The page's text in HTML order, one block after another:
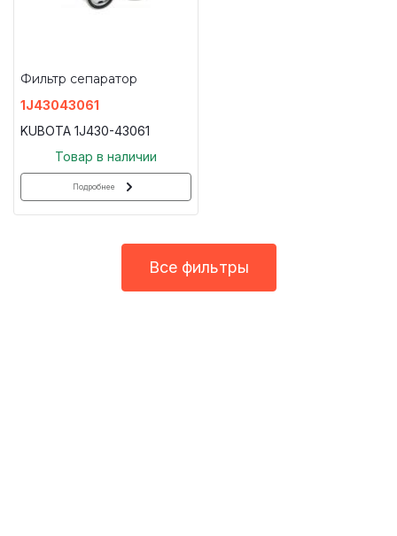
Фильтр сепаратор
1J43043061
KUBOTA 1J430-43061
Товар в наличии
Подробнее
Все фильтры